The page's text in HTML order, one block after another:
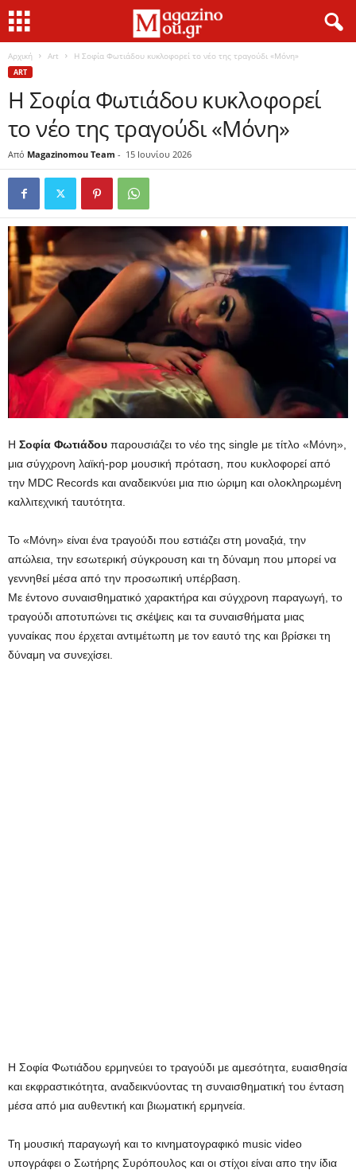
Αρχική Art Η Σοφία Φωτιάδου κυκλοφορεί το νέο της τραγούδι «Μόνη»
ART
Η Σοφία Φωτιάδου κυκλοφορεί
το νέο της τραγούδι «Μόνη»
Από Magazinomou Team - 15 Ιουνίου 2026
Η Σοφία Φωτιάδου παρουσιάζει το νέο της single με τίτλο «Μόνη»,
μια σύγχρονη λαϊκή-pop μουσική πρόταση, που κυκλοφορεί από
την MDC Records και αναδεικνύει μια πιο ώριμη και ολοκληρωμένη
καλλιτεχνική ταυτότητα.
Το «Μόνη» είναι ένα τραγούδι που εστιάζει στη μοναξιά, την
απώλεια, την εσωτερική σύγκρουση και τη δύναμη που μπορεί να
γεννηθεί μέσα από την προσωπική υπέρβαση.
Με έντονο συναισθηματικό χαρακτήρα και σύγχρονη παραγωγή, το
τραγούδι αποτυπώνει τις σκέψεις και τα συναισθήματα μιας
γυναίκας που έρχεται αντιμέτωπη με τον εαυτό της και βρίσκει τη
δύναμη να συνεχίσει.
Η Σοφία Φωτιάδου ερμηνεύει το τραγούδι με αμεσότητα, ευαισθησία
και εκφραστικότητα, αναδεικνύοντας τη συναισθηματική του ένταση
μέσα από μια αυθεντική και βιωματική ερμηνεία.
Τη μουσική παραγωγή και το κινηματογραφικό music video
υπογράφει ο Σωτήρης Συρόπουλος και οι στίχοι είναι απο την ίδια